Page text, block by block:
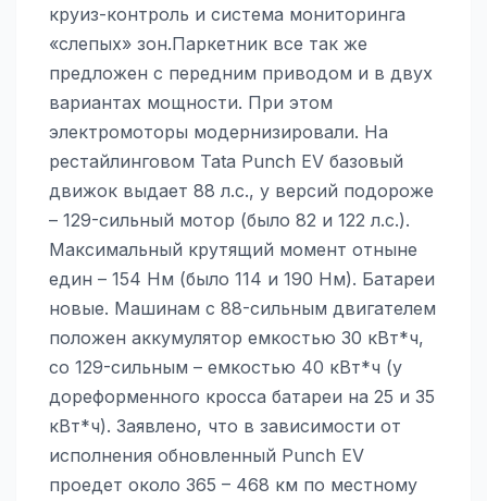
круиз-контроль и система мониторинга
«слепых» зон.Паркетник все так же
предложен с передним приводом и в двух
вариантах мощности. При этом
электромоторы модернизировали. На
рестайлинговом Tata Punch EV базовый
движок выдает 88 л.с., у версий подороже
– 129-сильный мотор (было 82 и 122 л.с.).
Максимальный крутящий момент отныне
един – 154 Нм (было 114 и 190 Нм). Батареи
новые. Машинам с 88-сильным двигателем
положен аккумулятор емкостью 30 кВт*ч,
со 129-сильным – емкостью 40 кВт*ч (у
дореформенного кросса батареи на 25 и 35
кВт*ч). Заявлено, что в зависимости от
исполнения обновленный Punch EV
проедет около 365 – 468 км по местному